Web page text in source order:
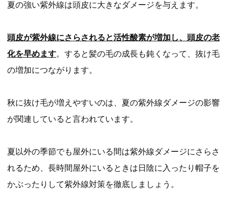
夏の強い紫外線は頭皮に大きなダメージを与えます。
頭皮が紫外線にさらされると活性酸素が増加し、頭皮の老
化を早めます。すると髪の毛の成長も鈍くなって、抜け毛
の増加につながります。
秋に抜け毛が増えやすいのは、夏の紫外線ダメージの影響
が関連していると言われています。
夏以外の季節でも屋外にいる間は紫外線ダメージにさらさ
れるため、長時間屋外にいるときは日陰に入ったり帽子を
かぶったりして紫外線対策を徹底しましょう。